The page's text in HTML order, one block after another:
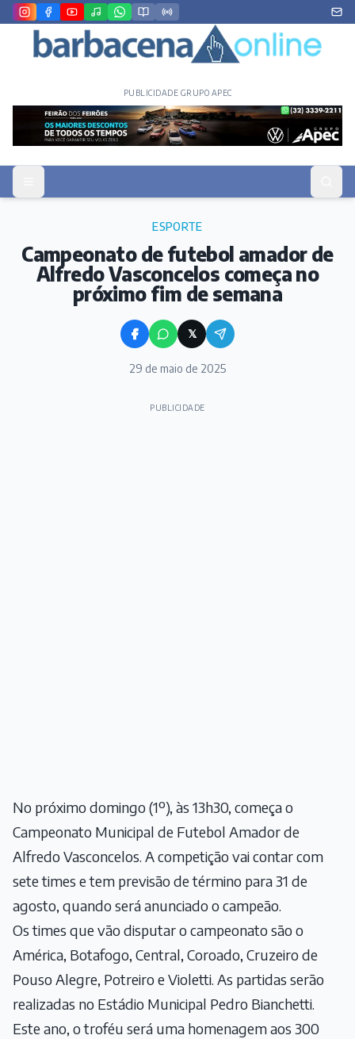
PUBLICIDADE GRUPO APEC
ESPORTE
Campeonato de futebol amador de
Alfredo Vasconcelos começa no
próximo fim de semana
𝕏
29 de maio de 2025
PUBLICIDADE
No próximo domingo (1º), às 13h30, começa o
Campeonato Municipal de Futebol Amador de
Alfredo Vasconcelos. A competição vai contar com
sete times e tem previsão de término para 31 de
agosto, quando será anunciado o campeão.
Os times que vão disputar o campeonato são o
América, Botafogo, Central, Coroado, Cruzeiro de
Pouso Alegre, Potreiro e Violetti. As partidas serão
realizadas no Estádio Municipal Pedro Bianchetti.
Este ano, o troféu será uma homenagem aos 300